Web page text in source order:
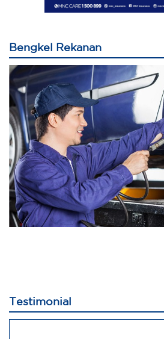
Bengkel Rekanan
Testimonial